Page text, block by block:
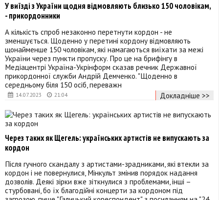
14.07.2023 21:04
У виїзді з України щодня відмовляють близько 150 чоловікам,
- прикордонники
А кількість спроб незаконно перетнути кордон - не
зменшується. Щоденно у перетині кордону відмовляють
щонайменше 150 чоловікам, які намагаються виїхати за межі
України через пункти пропуску. Про це на брифінгу в
Медіацентрі Україна-Укрінформ сказав речник Державної
прикордонної служби Андрій Демченко. "Щоденно в
середньому біля 150 осіб, переважн
Докладніше >>
Через таких як Щегель: українських артистів не випускають за
кордон
Після гучного скандалу з артистами-зрадниками, які втекли за
кордон і не повернулися, Мінкульт змінив порядок надання
дозволів. Деякі зірки вже зіткнулися з проблемами, інші –
стурбовані, бо їх благодійні концерти за кордоном під